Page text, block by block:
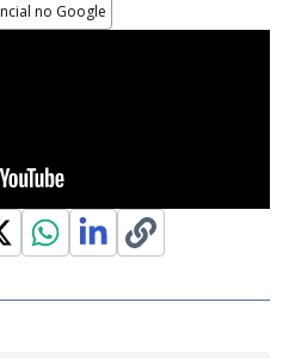
no Google